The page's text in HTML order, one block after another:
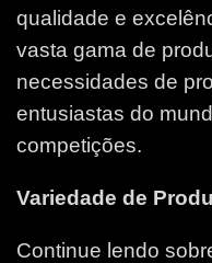
qualidade e
vasta gama de
necessidades de
entusiastas do
competições.
Variedade de
Continue lendo